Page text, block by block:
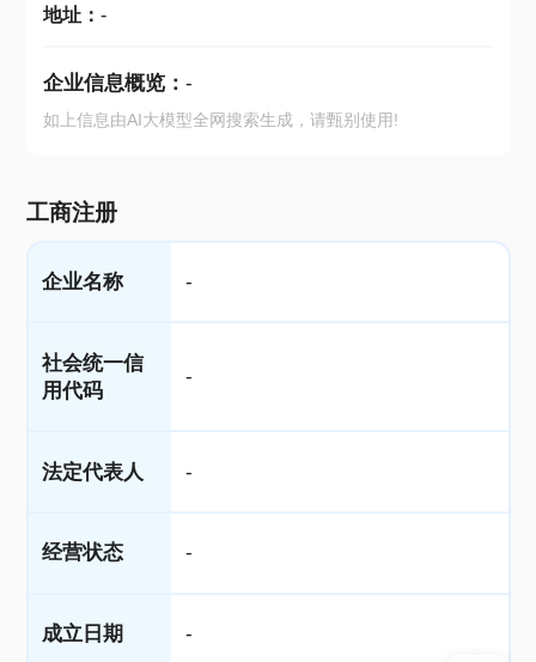
地址： -
企业信息概览： -
如上信息由AI大模型全网搜索生成，请甄别使用!
工商注册
企业名称 -
社会统一信
用代码
-
法定代表人 -
经营状态 -
成立日期 -